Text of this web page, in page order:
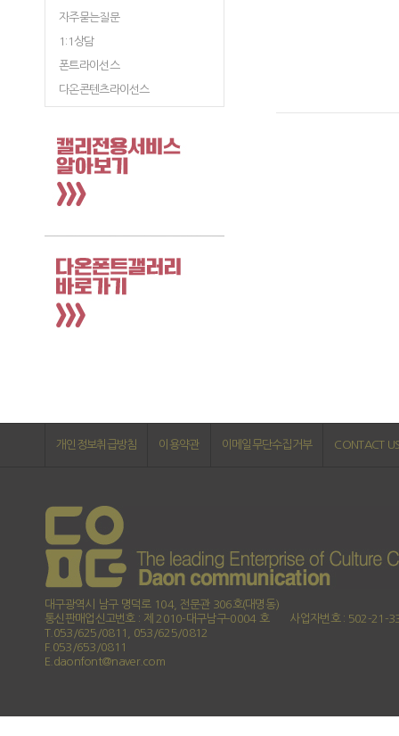
자주묻는질문
1:1상담
폰트라이선스
다온콘텐츠라이선스
개인정보취급방침 이용약관 이메일무단수집거부 CONTACT
대구광역시 남구 명덕로 104, 전문관 306호(대명동)
통신판매업신고번호 : 제 2010-대구남구-0004 호
사업자번호 : 502-21-
T.053/625/0811, 053/625/0812
F.053/653/0811
E.daonfont@naver.com